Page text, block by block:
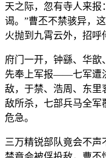
天之际，忽有寺人来报
谒。”曹丕不禁骇异，
火抛到九霄云外，招呼
府门一开，钟繇、华
先奉上军报——七军遭
敌，于禁、浩周、东里
敌所杀，七部兵马全军
危急。
三万精锐部队竟会不